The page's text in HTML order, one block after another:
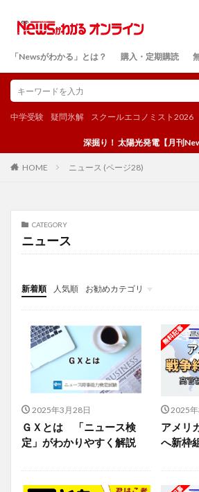
「Newsがわかる」とは？ 購入・定期購読
中学受験 疑問氷解 スクールエコノミスト2026
深掘り！ 太陽光発電【月刊News
HOME ニュース (ページ28)
CATEGORY
ニュース
新着順 人気順
お勧めカテゴリ
投稿
学び
マンガ
電子書籍
2025年3月28日
ＧＸとは 「ニュース検
定」がわかりやすく解説
2025年
アメリ
へ新枠
検索